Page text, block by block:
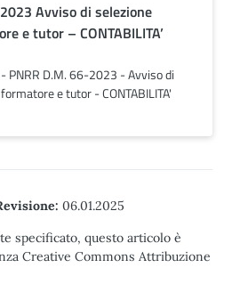
Avviso di selezione
e tutor – CONTABILITA’
- PNRR D.M. 66-2023 - Avviso di
e tutor - CONTABILITA'
06.01.2025
specificato, questo articolo è
Creative Commons Attribuzione